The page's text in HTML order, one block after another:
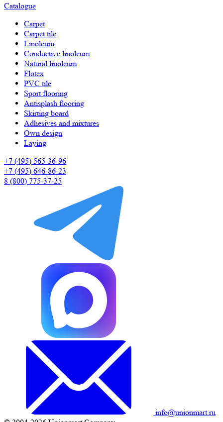
Catalogue
Carpet
Carpet tile
Linoleum
Сonductive linoleum
Natural linoleum
Flotex
PVC tile
Sport flooring
Antisplash flooring
Skirting board
Adhesives and mixtures
Own design
Laying
+7 (495) 565-36-96
+7 (495) 646-86-23
8 (800) 775-37-25
info@unionmart.ru